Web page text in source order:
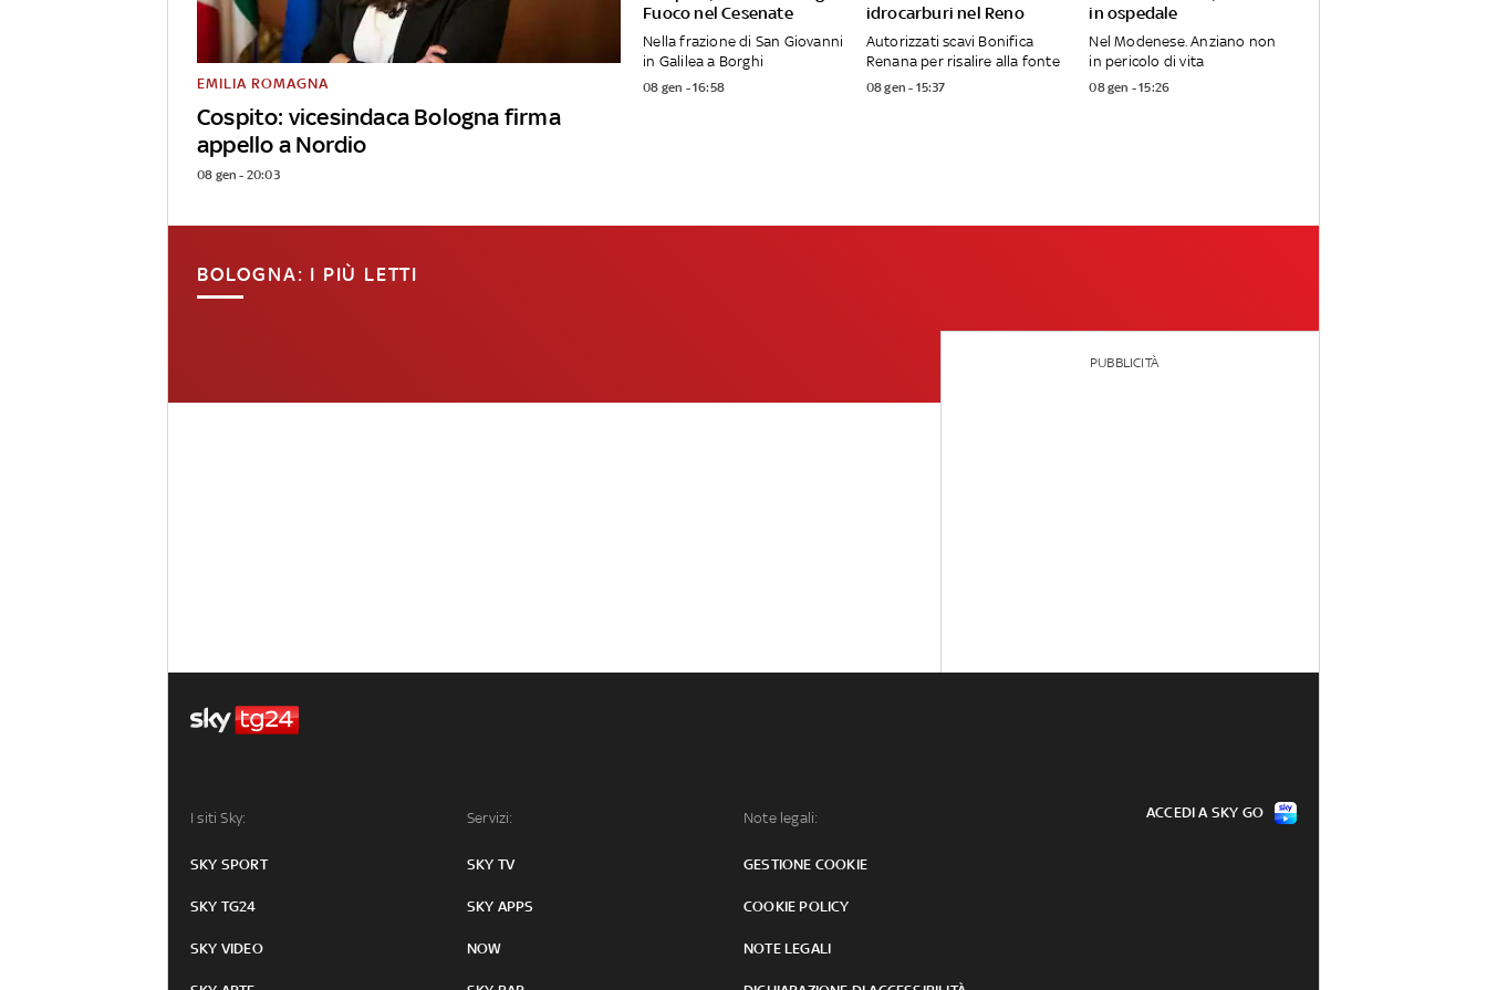
Cospito: vicesindaca Bologna firma
appello a Nordio
EMILIA ROMAGNA
08 gen - 20:03
Fuoco nel Cesenate
Nella frazione di San Giovanni
in Galilea a Borghi
08 gen - 16:58
idrocarburi nel Reno
Autorizzati scavi Bonifica
Renana per risalire alla fonte
08 gen - 15:37
in ospedale
Nel Modenese. Anziano non
in pericolo di vita
08 gen - 15:26
BOLOGNA: I PIÙ LETTI
PUBBLICITÀ
I siti Sky:
SKY SPORT
SKY TG24
SKY VIDEO
Servizi:
SKY TV
SKY APPS
NOW
Note legali:
GESTIONE COOKIE
COOKIE POLICY
NOTE LEGALI
ACCEDI A SKY GO